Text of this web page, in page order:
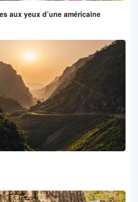
aux yeux d’une américaine